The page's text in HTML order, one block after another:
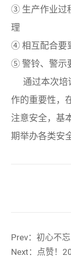
③ 生产作业过
理
④ 相互配合要
⑤ 警铃、警示
通过本次培
作的重要性，
注意安全，基
期举办各类安
Prev：初心不